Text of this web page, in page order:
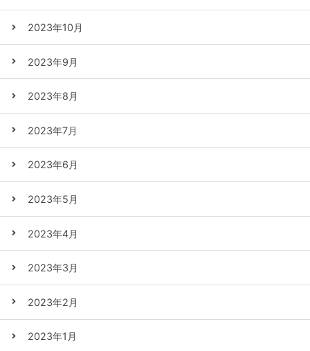
2023年10月
2023年9月
2023年8月
2023年7月
2023年6月
2023年5月
2023年4月
2023年3月
2023年2月
2023年1月